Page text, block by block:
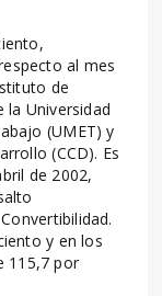
al mes
de
la Universidad
(UMET) y
(CCD). Es
de 2002,
y en los
115,7 por